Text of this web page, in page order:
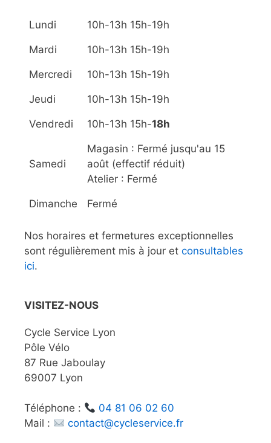
Lundi 10h-13h 15h-19h
Mardi 10h-13h 15h-19h
Mercredi 10h-13h 15h-19h
Jeudi 10h-13h 15h-19h
Vendredi 10h-13h 15h-18h
Samedi
Magasin : Fermé jusqu'au 15
août (effectif réduit)
Atelier : Fermé
Dimanche Fermé
Nos horaires et fermetures exceptionnelles
sont régulièrement mis à jour et consultables
ici.
VISITEZ-NOUS
Cycle Service Lyon
Pôle Vélo
87 Rue Jaboulay
69007 Lyon
Téléphone :
04 81 06 02 60
Mail :
contact@cycleservice.fr